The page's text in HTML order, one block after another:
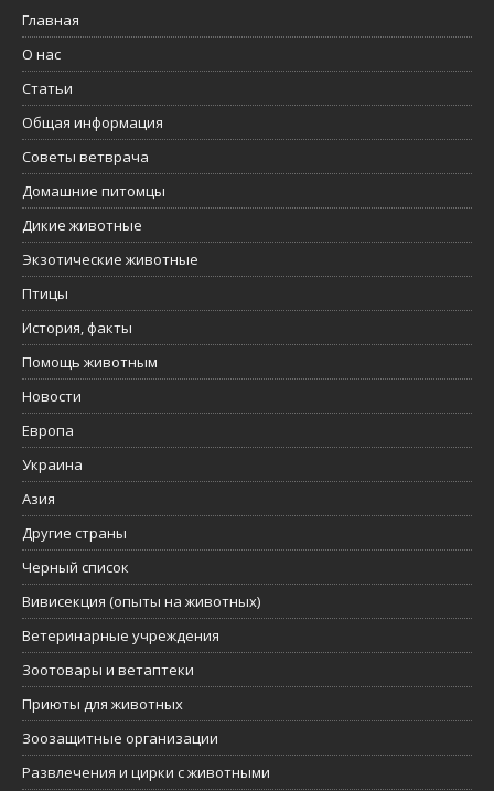
Главная
О нас
Статьи
Общая информация
Советы ветврача
Домашние питомцы
Дикие животные
Экзотические животные
Птицы
История, факты
Помощь животным
Новости
Европа
Украина
Азия
Другие страны
Черный список
Вивисекция (опыты на животных)
Ветеринарные учреждения
Зоотовары и ветаптеки
Приюты для животных
Зоозащитные организации
Развлечения и цирки с животными